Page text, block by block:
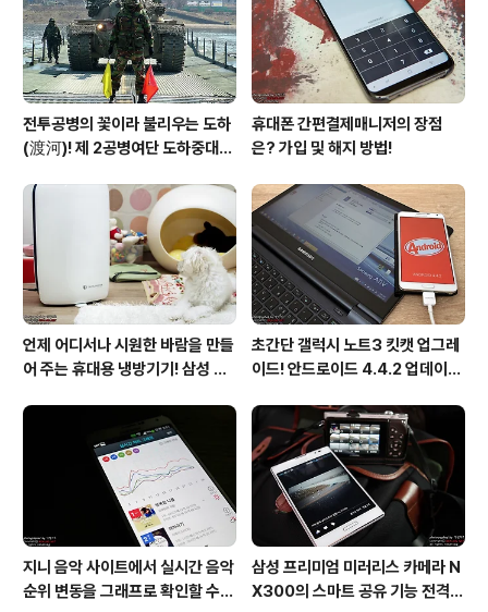
련했다. 그래서일까? 어린 자녀 혹은 학생들과 함께 방문한
가족 단위의 관람..
전투공병의 꽃이라 불리우는 도하
(渡河)! 제 2공병여단 도하중대를
휴대폰 간편결제매니저의 장점
은? 가입 및 해지 방법!
언제 어디서나 시원한 바람을 만들
어 주는 휴대용 냉방기기! 삼성 포
초간단 갤럭시 노트3 킷캣 업그레
이드! 안드로이드 4.4.2 업데이트
지니 음악 사이트에서 실시간 음악
순위 변동을 그래프로 확인할 수
삼성 프리미엄 미러리스 카메라 N
X300의 스마트 공유 기능 전격